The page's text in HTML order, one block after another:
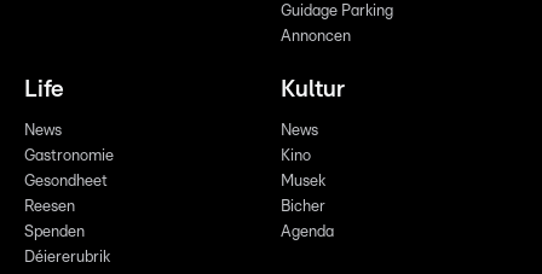
Guidage Parking
Annoncen
Life
News
Gastronomie
Gesondheet
Reesen
Spenden
Déiererubrik
Kultur
News
Kino
Musek
Bicher
Agenda